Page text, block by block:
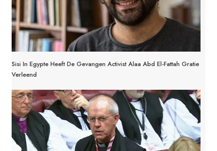
Sisi In Egypte Heeft De Gevangen Activist Alaa Abd El-Fattah Gratie
Verleend